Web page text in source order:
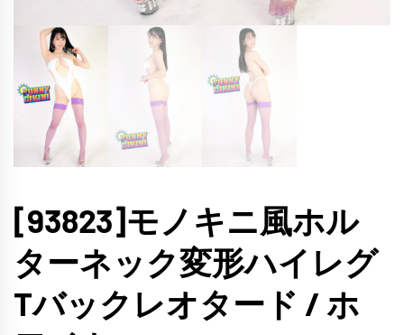
[93823]モノキニ風ホル
ターネック変形ハイレグ
Tバックレオタード / ホ